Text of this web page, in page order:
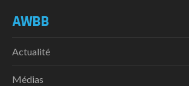
AWBB
Actualité
Médias